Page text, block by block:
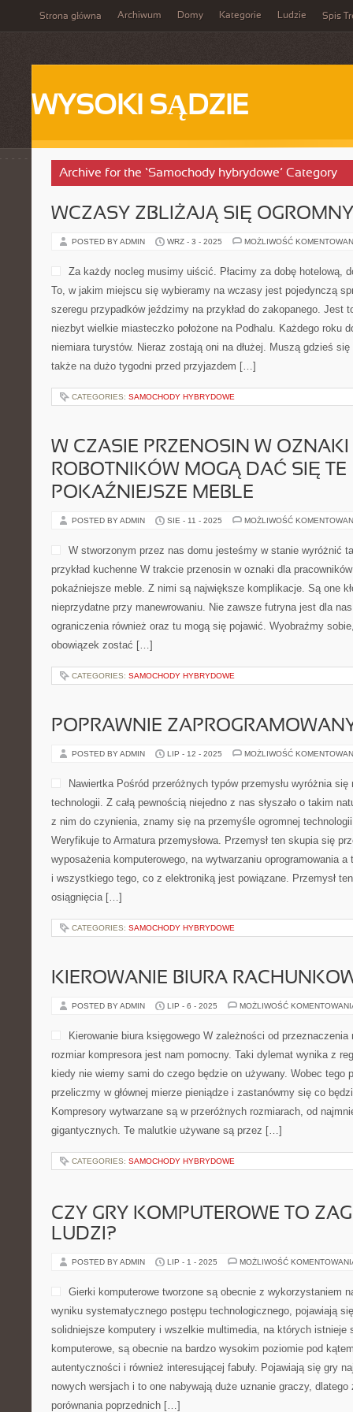
Strona główna Archiwum Domy Kategorie Ludzie Spis
WYSOKI SĄDZIE
Archive for the ‘Samochody hybrydowe’ Category
WCZASY ZBLIŻAJĄ SIĘ
POSTED BY ADMIN WRZ - 3 - 2025 MOŻLIWOŚĆ
Za każdy nocleg musimy uiścić. Płacimy za dobę hotelową,
To, w jakim miejscu się wybieramy na wczasy jest pojedynczą
szeregu przypadków jeździmy na przykład do zakopanego. Jest
niezbyt wielkie miasteczko położone na Podhalu. Każdego roku
niemiara turystów. Nieraz zostają oni na dłużej. Muszą gdzieś
także na dużo tygodni przed przyjazdem […]
CATEGORIES: SAMOCHODY HYBRYDOWE
W CZASIE PRZENOSIN W
ROBOTNIKÓW MOGĄ DAĆ SIĘ TE
POKAŹNIEJSZE MEBLE
POSTED BY ADMIN SIE - 11 - 2025 MOŻLIWOŚĆ
W stworzonym przez nas domu jesteśmy w stanie wyróżnić
przykład kuchenne W trakcie przenosin w oznaki dla
pokaźniejsze meble. Z nimi są największe komplikacje. Są one
nieprzydatne przy manewrowaniu. Nie zawsze futryna jest dla
ograniczenia również oraz tu mogą się pojawić. Wyobraźmy
obowiązek zostać […]
CATEGORIES: SAMOCHODY HYBRYDOWE
POPRAWNIE
POSTED BY ADMIN LIP - 12 - 2025 MOŻLIWOŚĆ
Nawiertka Pośród przeróżnych typów przemysłu wyróżnia się
technologii. Z całą pewnością niejedno z nas słyszało o takim
z nim do czynienia, znamy się na przemyśle ogromnej
Weryfikuje to Armatura przemysłowa. Przemysł ten skupia się
wyposażenia komputerowego, na wytwarzaniu oprogramowania
i wszystkiego tego, co z elektroniką jest powiązane. Przemysł
osiągnięcia […]
CATEGORIES: SAMOCHODY HYBRYDOWE
KIEROWANIE BIURA
POSTED BY ADMIN LIP - 6 - 2025 MOŻLIWOŚĆ
Kierowanie biura księgowego W zależności od
rozmiar kompresora jest nam pomocny. Taki dylemat wynika z
kiedy nie wiemy sami do czego będzie on używany. Wobec tego
przeliczmy w głównej mierze pieniądze i zastanówmy się co
Kompresory wytwarzane są w przeróżnych rozmiarach, od
gigantycznych. Te malutkie używane są przez […]
CATEGORIES: SAMOCHODY HYBRYDOWE
CZY GRY KOMPUTEROWE TO
LUDZI?
POSTED BY ADMIN LIP - 1 - 2025 MOŻLIWOŚĆ
Gierki komputerowe tworzone są obecnie z wykorzystaniem
wyniku systematycznego postępu technologicznego, pojawiają
solidniejsze komputery i wszelkie multimedia, na których istnieje
komputerowe, są obecnie na bardzo wysokim poziomie pod
autentyczności i również interesującej fabuły. Pojawiają się gry
nowych wersjach i to one nabywają duże uznanie graczy,
porównania poprzednich […]